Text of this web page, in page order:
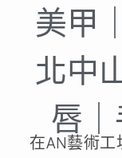
美甲
北中
唇
在AN藝術